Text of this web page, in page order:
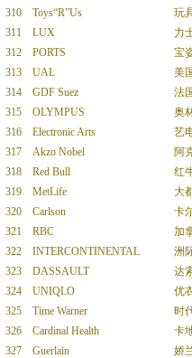
310
Toys“R”Us
玩
311
LUX
力
312
PORTS
宝
313
UAL
美
314
GDF Suez
法
315
OLYMPUS
奥
316
Electronic Arts
艺
317
Akzo Nobel
阿
318
Red Bull
红
319
MetLife
大
320
Carlson
卡
321
RBC
加
322
INTERCONTINENTAL
洲
323
DASSAULT
达
324
UNIQLO
优
325
Time Warner
时
326
Cardinal Health
卡
327
Guerlain
娇